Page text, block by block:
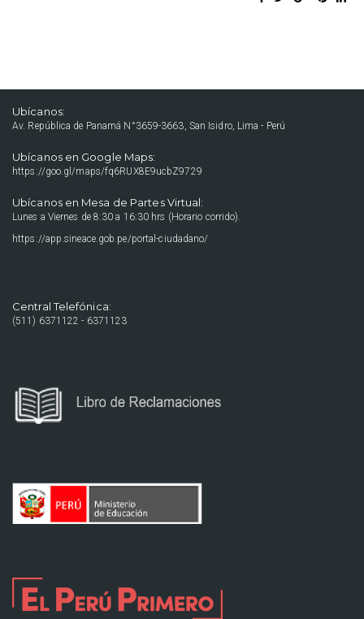
Ubícanos:
Av. República de Panamá N°3659-3663, San Isidro, Lima - Perú
Ubícanos en Google Maps:
https://goo.gl/maps/fq6RUX8E9ucbZ9729
Ubícanos en Mesa de Partes Virtual:
Lunes a Viernes de 8:30 a 16:30 hrs (Horario corrido).
https://app.sineace.gob.pe/portal-ciudadano/
Central Telefónica:
(511) 6371122 - 6371123